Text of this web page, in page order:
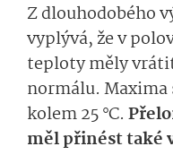
Z dlouhodobého
vyplývá, že v
teploty měly
normálu.
kolem 25 °C.
měl přinést také